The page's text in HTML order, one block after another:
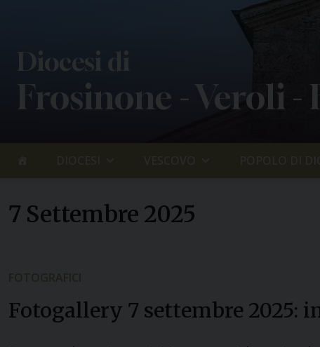
Diocesi di
Frosinone - Veroli -
DIOCESI VESCOVO POPOLO DI
7 Settembre 2025
FOTOGRAFICI
Fotogallery 7 settembre 2025: